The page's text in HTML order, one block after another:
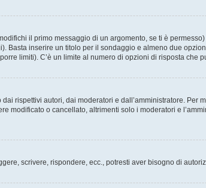
il primo messaggio di un argomento, se ti è
Basta inserire un titolo per il sondaggio e almeno due
limiti). C’è un limite al numero di opzioni di risposta che
rispettivi autori, dai moderatori e dall’amministratore. Per
modificato o cancellato, altrimenti solo i moderatori e
scrivere, rispondere, ecc., potresti aver bisogno di